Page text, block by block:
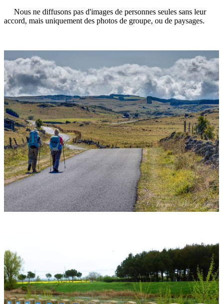
Nous ne diffusons pas d'images de personnes seules sans leur
accord, mais uniquement des photos de groupe, ou de paysages.